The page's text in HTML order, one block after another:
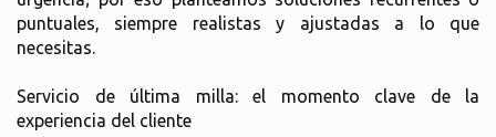
puntuales, siempre realistas y ajustadas a lo que
necesitas.
Servicio de última milla: el momento clave de la
experiencia del cliente